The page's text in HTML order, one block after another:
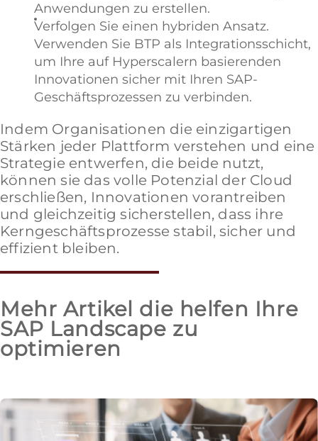
Anwendungen zu erstellen.
Verfolgen Sie einen hybriden Ansatz.
Verwenden Sie BTP als Integrationsschicht,
um Ihre auf Hyperscalern basierenden
Innovationen sicher mit Ihren SAP-
Geschäftsprozessen zu verbinden.
Indem Organisationen die einzigartigen
Stärken jeder Plattform verstehen und eine
Strategie entwerfen, die beide nutzt,
können sie das volle Potenzial der Cloud
erschließen, Innovationen vorantreiben
und gleichzeitig sicherstellen, dass ihre
Kerngeschäftsprozesse stabil, sicher und
effizient bleiben.
Mehr Artikel die helfen Ihre
SAP Landscape zu
optimieren